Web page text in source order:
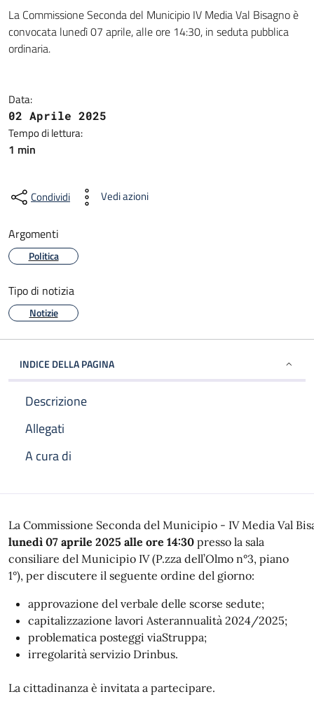
La Commissione Seconda del Municipio IV Media Val Bisagno è
convocata lunedì 07 aprile, alle ore 14:30, in seduta pubblica
ordinaria.
Data:
02 Aprile 2025
Tempo di lettura:
1 min
Condividi Vedi azioni
Argomenti
Politica
Tipo di notizia
Notizie
INDICE DELLA PAGINA
Descrizione
Allegati
A cura di
Descrizione
La Commissione Seconda del Municipio - IV Media Val
lunedì 07 aprile 2025 alle ore 14:30 presso la sala
consiliare del Municipio IV (P.zza dell’Olmo n°3, piano
1°), per discutere il seguente ordine del giorno:
approvazione del verbale delle scorse sedute;
capitalizzazione lavori Asterannualità 2024/2025;
problematica posteggi viaStruppa;
irregolarità servizio Drinbus.
La cittadinanza è invitata a partecipare.